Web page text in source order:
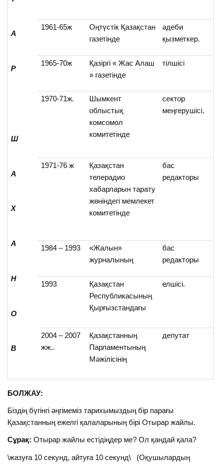
А
Р
Ш
А
Х
А
Н
О
В
1961-65ж
Оңтүстік Қазақстан
газетінде
әдеби
қызметкер.
1965-70ж
Қазіргі « Жас Алаш
» газетінде
тілшісі
1970-71ж.
Шымкент
облыстық
комсомол
комитетінде
сектор
меңгерушісі,
1971-76 ж
Қазақстан
телерадио
хабарларын тарату
жөніндегі мемлекет
комитетінде
бас
редакторы
1984 – 1993
«Жалын»
журналының
бас
редакторы
1993
Қазақстан
Республикасының
Қырғызстандағы
елшісі.
2004 – 2007
жж..
Қазақстанның
Парламентының
Мәжілісінің
депутат
БОЛЖАУ:
Біздің бүгінгі әңгімеміз тарихымыздың бір парағы
Қазақстанның ежелгі қалаларының бірі Отырар жайлы.
Сұрақ: Отырар жайлы естідіңдер ме? Ол қандай қала?
\жазуға 10 секунд, айтуға 10 секунд\ (Оқушылардың